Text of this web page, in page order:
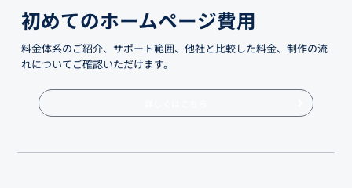
初めてのホームページ費用
料金体系のご紹介、サポート範囲、他社と比較した料金、制作の流
れについてご確認いただけます。